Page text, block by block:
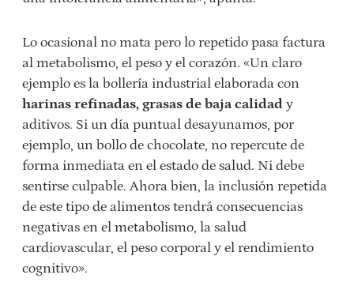
Lo ocasional no mata pero lo repetido pasa factura
al metabolismo, el peso y el corazón. «Un claro
ejemplo es la bollería industrial elaborada con
harinas refinadas, grasas de baja calidad y
aditivos. Si un día puntual desayunamos, por
ejemplo, un bollo de chocolate, no repercute de
forma inmediata en el estado de salud. Ni debe
sentirse culpable. Ahora bien, la inclusión repetida
de este tipo de alimentos tendrá consecuencias
negativas en el metabolismo, la salud
cardiovascular, el peso corporal y el rendimiento
cognitivo».